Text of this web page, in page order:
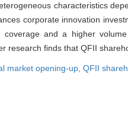
characteristics
corporate innovation
coverage and a higher
research finds that QFII
market opening-up, QFII